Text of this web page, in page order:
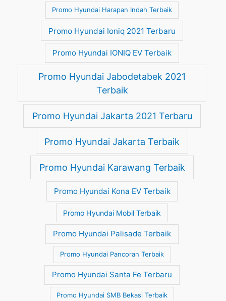
Promo Hyundai Harapan Indah Terbaik
Promo Hyundai Ioniq 2021 Terbaru
Promo Hyundai IONIQ EV Terbaik
Promo Hyundai Jabodetabek 2021
Terbaik
Promo Hyundai Jakarta 2021 Terbaru
Promo Hyundai Jakarta Terbaik
Promo Hyundai Karawang Terbaik
Promo Hyundai Kona EV Terbaik
Promo Hyundai Mobil Terbaik
Promo Hyundai Palisade Terbaik
Promo Hyundai Pancoran Terbaik
Promo Hyundai Santa Fe Terbaru
Promo Hyundai SMB Bekasi Terbaik